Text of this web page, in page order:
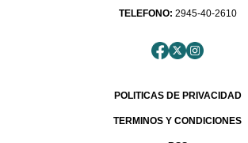
TELEFONO: 2945-40-2610
POLITICAS DE PRIVACIDAD
TERMINOS Y CONDICIONES